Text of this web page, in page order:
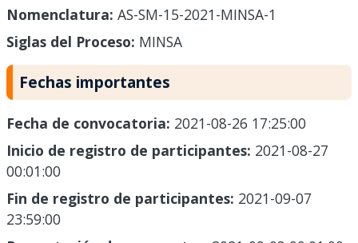
Nomenclatura: AS-SM-15-2021-MINSA-1
Siglas del Proceso: MINSA
Fechas importantes
Fecha de convocatoria: 2021-08-26 17:25:00
Inicio de registro de participantes: 2021-08-27
00:01:00
Fin de registro de participantes: 2021-09-07
23:59:00